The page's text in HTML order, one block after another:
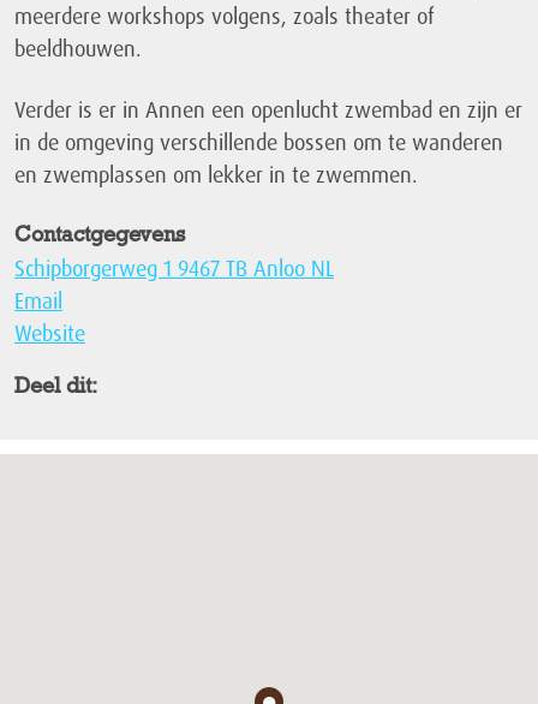
meerdere workshops volgens, zoals theater of
beeldhouwen.
Verder is er in Annen een openlucht zwembad en zijn er
in de omgeving verschillende bossen om te wanderen
en zwemplassen om lekker in te zwemmen.
Contactgegevens
Schipborgerweg 1 9467 TB Anloo NL
Email
Website
Deel dit: